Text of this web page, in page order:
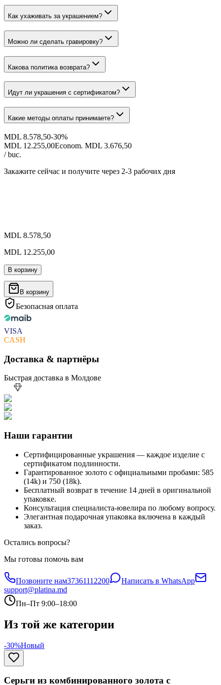
Как ухаживать за украшением?
Можно ли сделать гравировку?
Какова политика возврата?
Идут ли украшения с сертификатом?
Какие методы оплаты принимаете?
MDL 8.578,50-30%
MDL 12.255,00Econom. MDL 3.676,50
/ buc.
Закажите сейчас и получите через 2-3 рабочих дня
MDL 8.578,50
MDL 12.255,00
В корзину
В корзину
Безопасная оплата
VISA
CASH
Доставка & партнёры
Быстрая доставка в Молдове
Наши гарантии
Сертифицированные украшения — каждое изделие с
сертификатом подлинности.
Гарантированное золото с официальными пробами: 585
(14k) и 750 (18k).
Бесплатный возврат в течение 14 дней в оригинальной
упаковке.
Консультация специалиста-ювелира по любому вопросу.
Элегантная подарочная упаковка включена в каждый
заказ.
Остались вопросы?
Мы готовы помочь вам
Позвоните нам37361112200
Написать в WhatsApp
support@platina.md
Пн–Пт 9:00–18:00
Из той же категории
-30%Новый
Серьги из комбинированного золота с